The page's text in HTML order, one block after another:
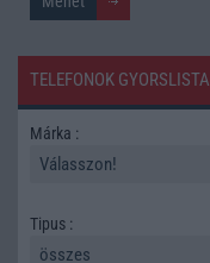
TELEFONOK GYORSLISTA
Márka :
Tipus :